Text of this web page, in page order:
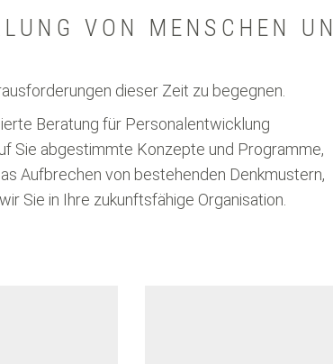
VON MENSCHEN
dieser Zeit zu begegnen.
Beratung für Personalentwicklung
Sie abgestimmte Konzepte und Programme,
Aufbrechen von bestehenden Denkmustern,
wir Sie in Ihre zukunftsfähige Organisation.